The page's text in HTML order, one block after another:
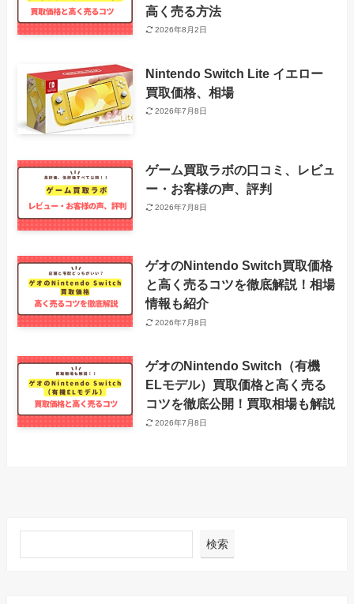
高く売る方法
2026年8月2日
Nintendo Switch Lite イエロー
買取価格、相場
2026年7月8日
ゲーム買取ラボの口コミ、レビュ
ー・お客様の声、評判
2026年7月8日
ゲオのNintendo Switch買取価格
と高く売るコツを徹底解説！相場
情報も紹介
2026年7月8日
ゲオのNintendo Switch（有機
ELモデル）買取価格と高く売る
コツを徹底公開！買取相場も解説
2026年7月8日
検索